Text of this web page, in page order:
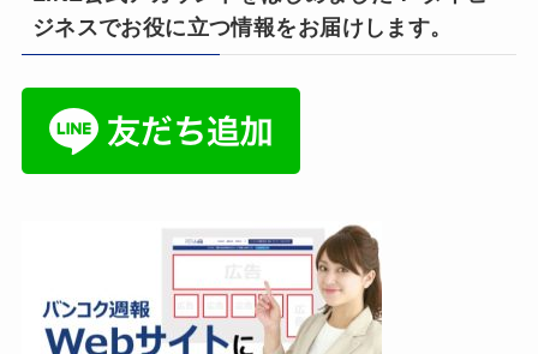
ジネスでお役に立つ情報をお届けします。